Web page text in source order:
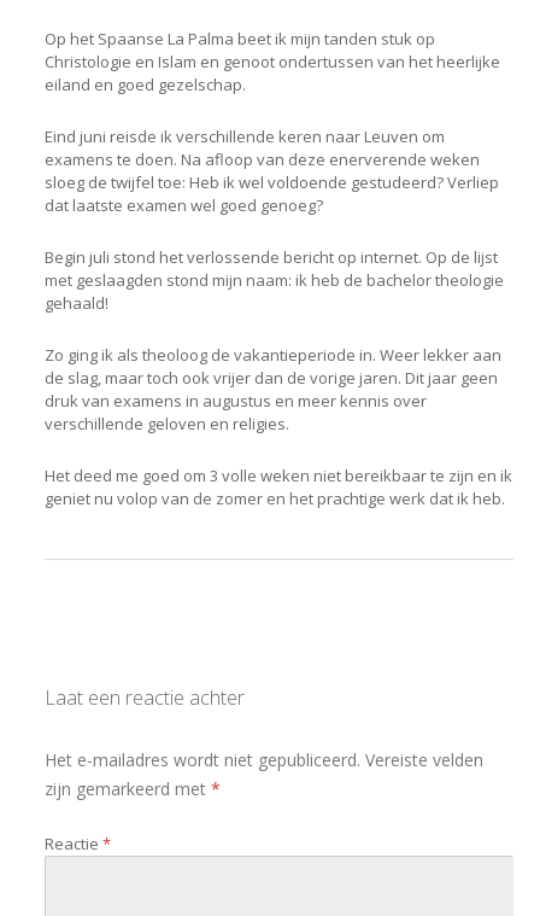
Op het Spaanse La Palma beet ik mijn tanden stuk op
Christologie en Islam en genoot ondertussen van het heerlijke
eiland en goed gezelschap.
Eind juni reisde ik verschillende keren naar Leuven om
examens te doen. Na afloop van deze enerverende weken
sloeg de twijfel toe: Heb ik wel voldoende gestudeerd? Verliep
dat laatste examen wel goed genoeg?
Begin juli stond het verlossende bericht op internet. Op de lijst
met geslaagden stond mijn naam: ik heb de bachelor theologie
gehaald!
Zo ging ik als theoloog de vakantieperiode in. Weer lekker aan
de slag, maar toch ook vrijer dan de vorige jaren. Dit jaar geen
druk van examens in augustus en meer kennis over
verschillende geloven en religies.
Het deed me goed om 3 volle weken niet bereikbaar te zijn en ik
geniet nu volop van de zomer en het prachtige werk dat ik heb.
Laat een reactie achter
Het e-mailadres wordt niet gepubliceerd. Vereiste velden
zijn gemarkeerd met*
Reactie*